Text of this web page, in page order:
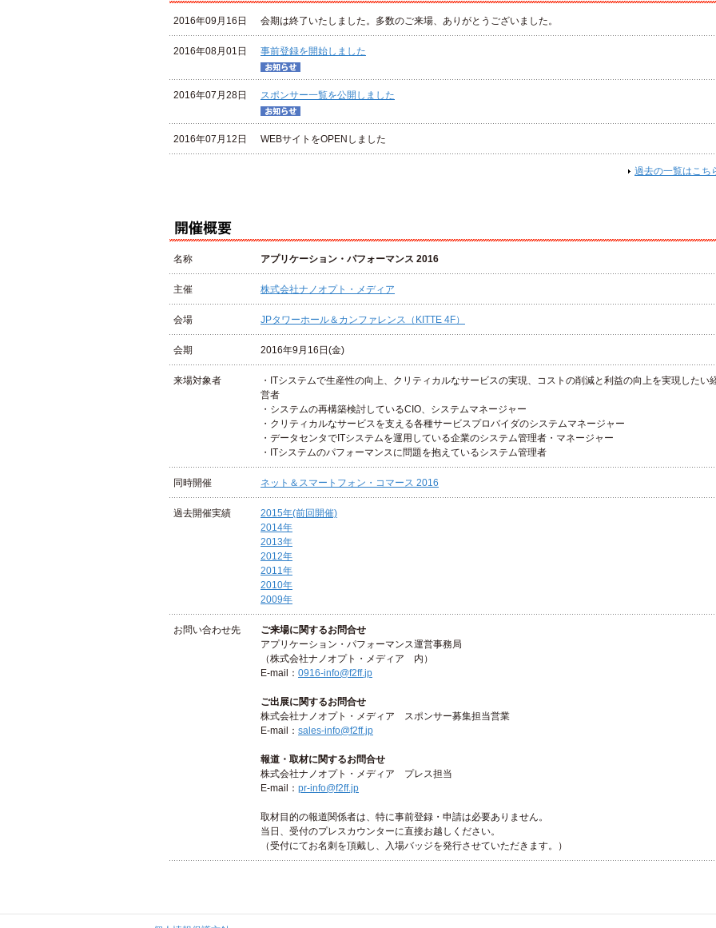
2016年09月16日 会期は終了いたしました。多数のご来場、ありがとうございました。
2016年08月01日 事前登録を開始しました
2016年07月28日 スポンサー一覧を公開しました
2016年07月12日 WEBサイトをOPENしました
過去の一覧はこち
名称 アプリケーション・パフォーマンス 2016
主催 株式会社ナノオプト・メディア
会場 JPタワーホール＆カンファレンス（KITTE 4F）
会期 2016年9月16日(金)
来場対象者
・ITシステムで生産性の向上、クリティカルなサービスの実現、コストの削減と利益の向上を実現したい
営者
・システムの再構築検討しているCIO、システムマネージャー
・クリティカルなサービスを支える各種サービスプロバイダのシステムマネージャー
・データセンタでITシステムを運用している企業のシステム管理者・マネージャー
・ITシステムのパフォーマンスに問題を抱えているシステム管理者
同時開催 ネット＆スマートフォン・コマース 2016
過去開催実績
2015年(前回開催)
2014年
2013年
2012年
2011年
2010年
2009年
お問い合わせ先
ご来場に関するお問合せ
アプリケーション・パフォーマンス運営事務局
（株式会社ナノオプト・メディア 内）
E-mail： 0916-info@f2ff.jp
ご出展に関するお問合せ
株式会社ナノオプト・メディア スポンサー募集担当営業
E-mail： sales-info@f2ff.jp
報道・取材に関するお問合せ
株式会社ナノオプト・メディア プレス担当
E-mail： pr-info@f2ff.jp
取材目的の報道関係者は、特に事前登録・申請は必要ありません。
当日、受付のプレスカウンターに直接お越しください。
（受付にてお名刺を頂戴し、入場バッジを発行させていただきます。）